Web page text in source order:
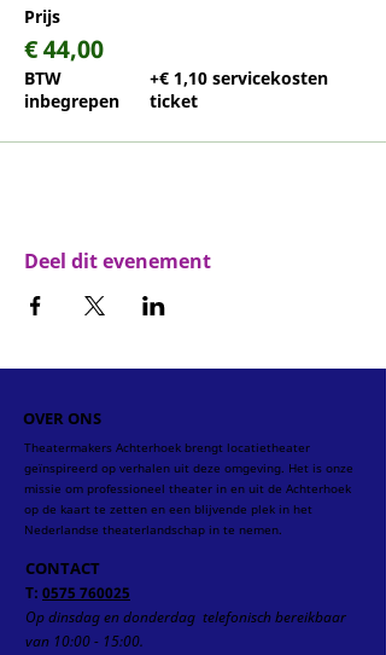
Prijs
€ 44,00
BTW
inbegrepen
+€ 1,10 servicekosten
ticket
Deel dit evenement
OVER ONS
Theatermakers Achterhoek brengt locatietheater
geïnspireerd op verhalen uit deze omgeving. Het is onze
missie om professioneel theater in en uit de Achterhoek
op de kaart te zetten en een blijvende plek in het
Nederlandse theaterlandschap in te nemen.
CONTACT
T: 0575 760025
Op dinsdag en donderdag telefonischbereikbaar
van 10:00 - 15:00.